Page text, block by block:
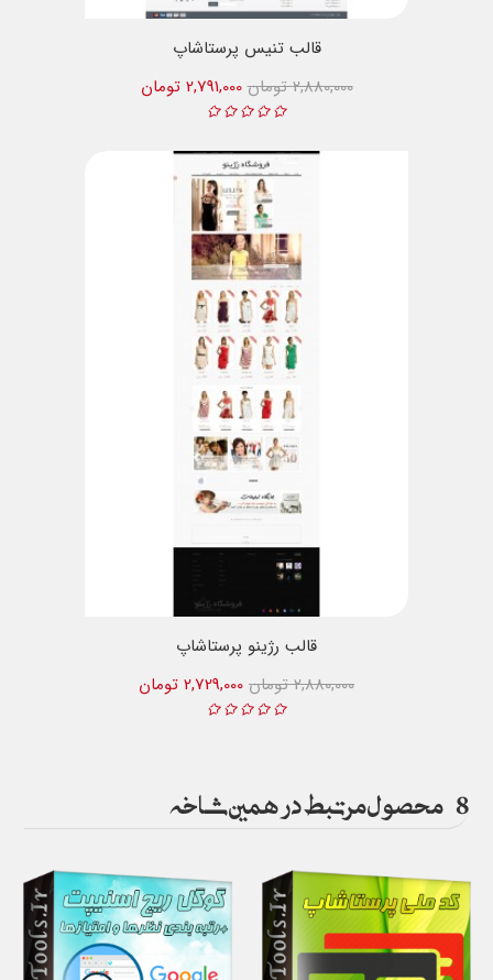
قالب تنیس پرستاشاپ
2,791,000 تومان
2,880,000 تومان
قالب رژینو پرستاشاپ
2,729,000 تومان
2,880,000 تومان
8 محصول مرتبط در همین شاخه